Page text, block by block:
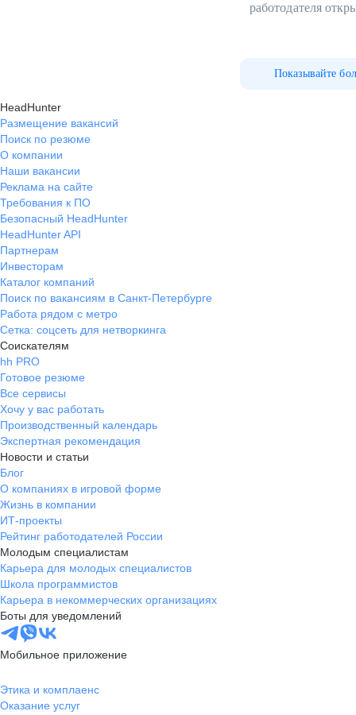
работодателя
Показывайте
HeadHunter
Размещение вакансий
Поиск по резюме
О компании
Наши вакансии
Реклама на сайте
Требования к ПО
Безопасный HeadHunter
HeadHunter API
Партнерам
Инвесторам
Каталог компаний
Поиск по вакансиям в Санкт-Петербурге
Работа рядом с метро
Сетка: соцсеть для нетворкинга
Соискателям
hh PRO
Готовое резюме
Все сервисы
Хочу у вас работать
Производственный календарь
Экспертная рекомендация
Новости и статьи
Блог
О компаниях в игровой форме
Жизнь в компании
ИТ-проекты
Рейтинг работодателей России
Молодым специалистам
Карьера для молодых специалистов
Школа программистов
Карьера в некоммерческих организациях
Боты для уведомлений
Мобильное приложение
Этика и комплаенс
Оказание услуг